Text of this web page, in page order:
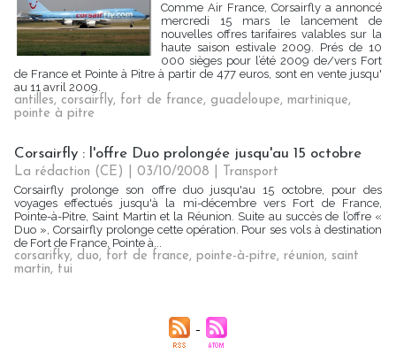
Comme Air France, Corsairfly a annoncé
mercredi 15 mars le lancement de
nouvelles offres tarifaires valables sur la
haute saison estivale 2009. Prés de 10
000 sièges pour l’été 2009 de/vers Fort
de France et Pointe à Pitre à partir de 477 euros, sont en vente jusqu'
au 11 avril 2009.
antilles, corsairfly, fort de france, guadeloupe, martinique,
pointe à pitre
Corsairfly : l'offre Duo prolongée jusqu'au 15 octobre
La rédaction (CE) | 03/10/2008
Transport
Corsairfly prolonge son offre duo jusqu'au 15 octobre, pour des
voyages effectués jusqu'à la mi-décembre vers Fort de France,
Pointe-à-Pitre, Saint Martin et la Réunion. Suite au succès de l’offre «
Duo », Corsairfly prolonge cette opération. Pour ses vols à destination
de Fort de France, Pointe à...
corsarifky, duo, fort de france, pointe-à-pitre, réunion, saint
martin, tui